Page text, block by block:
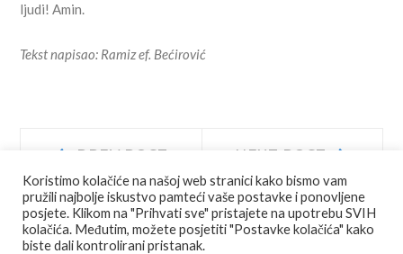
ljudi! Amin.
Tekst napisao: Ramiz ef. Bećirović
Navigacija
objava
PREV POST NEXT POST
Koristimo kolačiće na našoj web stranici kako bismo vam
pružili najbolje iskustvo pamteći vaše postavke i ponovljene
posjete. Klikom na "Prihvati sve" pristajete na upotrebu SVIH
kolačića. Međutim, možete posjetiti "Postavke kolačića" kako
biste dali kontrolirani pristanak.